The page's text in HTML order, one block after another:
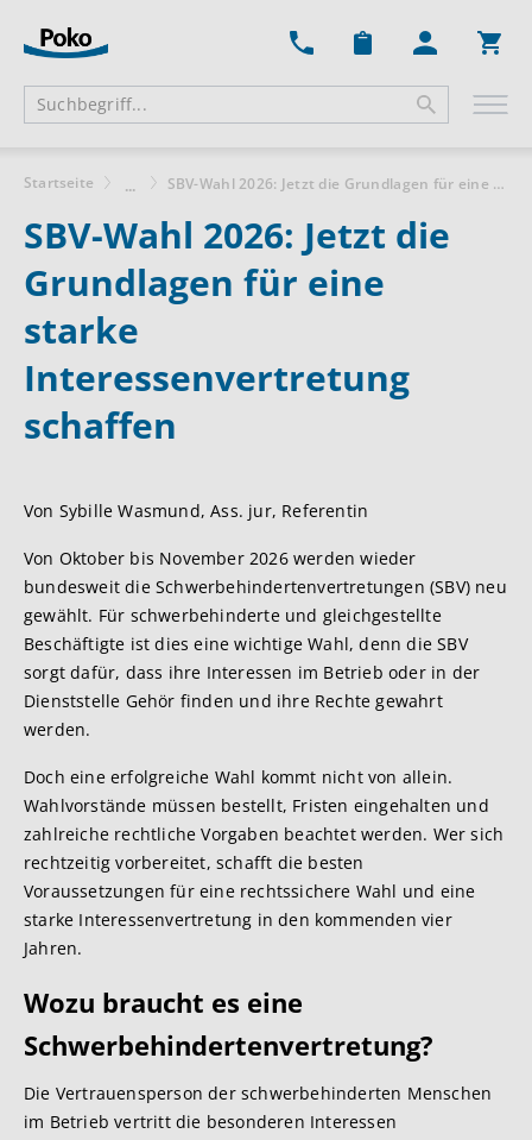
Startseite ... SBV-Wahl 2026: Jetzt die Grundlagen für eine starke Interessenvertretung schaffen
SBV-Wahl 2026: Jetzt die
Grundlagen für eine
starke
Interessenvertretung
schaffen
Von Sybille Wasmund, Ass. jur, Referentin
Von Oktober bis November 2026 werden wieder
bundesweit die Schwerbehindertenvertretungen (SBV) neu
gewählt. Für schwerbehinderte und gleichgestellte
Beschäftigte ist dies eine wichtige Wahl, denn die SBV
sorgt dafür, dass ihre Interessen im Betrieb oder in der
Dienststelle Gehör finden und ihre Rechte gewahrt
werden.
Doch eine erfolgreiche Wahl kommt nicht von allein.
Wahlvorstände müssen bestellt, Fristen eingehalten und
zahlreiche rechtliche Vorgaben beachtet werden. Wer sich
rechtzeitig vorbereitet, schafft die besten
Voraussetzungen für eine rechtssichere Wahl und eine
starke Interessenvertretung in den kommenden vier
Jahren.
Wozu braucht es eine
Schwerbehindertenvertretung?
Die Vertrauensperson der schwerbehinderten Menschen
im Betrieb vertritt die besonderen Interessen